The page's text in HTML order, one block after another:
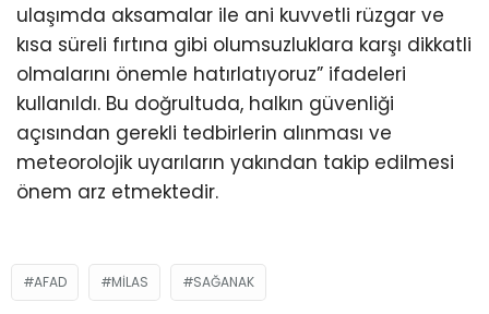
ulaşımda aksamalar ile ani kuvvetli rüzgar ve
kısa süreli fırtına gibi olumsuzluklara karşı dikkatli
olmalarını önemle hatırlatıyoruz” ifadeleri
kullanıldı. Bu doğrultuda, halkın güvenliği
açısından gerekli tedbirlerin alınması ve
meteorolojik uyarıların yakından takip edilmesi
önem arz etmektedir.
AFAD MILAS SAĞANAK